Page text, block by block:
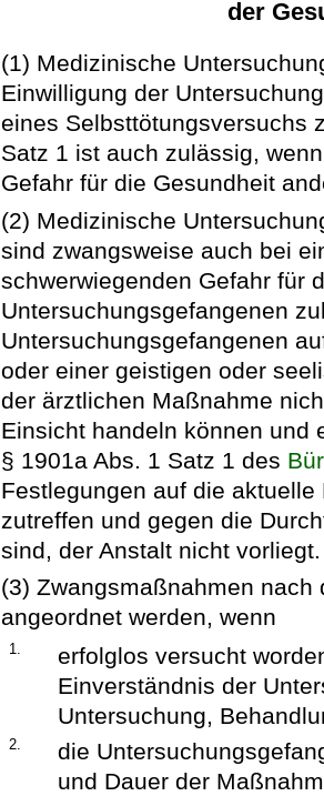
der
(1) Medizinische
Einwilligung der
eines Selbsttötungsversuchs
Satz 1 ist auch zulässig,
Gefahr für die Gesundheit
(2) Medizinische
sind zwangsweise auch bei
schwerwiegenden Gefahr für
Untersuchungsgefangenen
Untersuchungsgefangenen
oder einer geistigen oder
der ärztlichen Maßnahme
Einsicht handeln können und
§ 1901a Abs. 1 Satz 1 des
Festlegungen auf die
zutreffen und gegen die
sind, der Anstalt nicht vorliegt.
(3) Zwangsmaßnahmen
angeordnet werden, wenn
1.
erfolglos versucht
Einverständnis der
Untersuchung,
2.
die
und Dauer der